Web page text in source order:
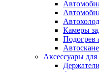
Камеры
Подогрев
Аксессуары для